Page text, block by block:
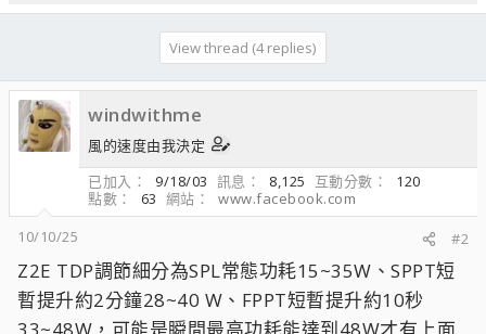
View thread (4 replies)
windwithme
風的速度由我決定
已加入
9/18/03 訊息 8,125 互動分數
120
點數
63 網站
www.facebook.com
10/10/25
#2
Z2E TDP調節細分為SPL常態功耗15~35W、SPPT短
暫提升約2分鐘28~40 W、FPPT短暫提升約10秒
33~48W，可能是瞬間最高功耗能達到48W才有上面